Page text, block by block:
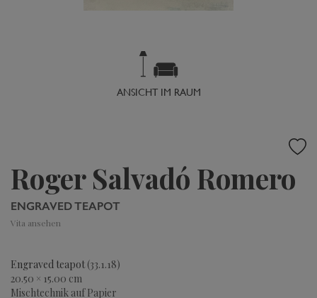
ANSICHT IM RAUM
Roger Salvadó Romero
ENGRAVED TEAPOT
Vita ansehen
Engraved teapot(33.1.18)
20.50 × 15.00 cm
Mischtechnik auf Papier